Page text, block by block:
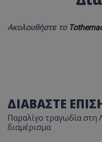
Ακολουθήστε το
ΔΙΑΒΑΣΤΕ
Παραλίγο τραγωδία στη
διαμέρισμα